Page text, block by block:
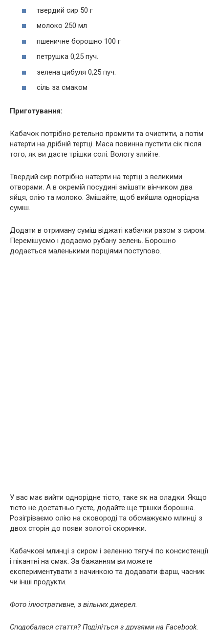
твердий сир 50 г
молоко 250 мл
пшеничне борошно 100 г
петрушка 0,25 пуч.
зелена цибуля 0,25 пуч.
сіль за смаком
Приготування:
Кабачок потрібно ретельно промити та очистити, а потім
натерти на дрібній тертці. Маса повинна пустити сік після
того, як ви дасте трішки солі. Вологу злийте.
Твердий сир потрібно натерти на тертці з великими
отворами. А в окремій посудині змішати вінчиком два
яйця, олію та молоко. Змішайте, щоб вийшла однорідна
суміш.
Додати в отриману суміш віджаті кабачки разом з сиром.
Перемішуємо і додаємо рубану зелень. Борошно
додається маленькими порціями поступово.
У вас має вийти однорідне тісто, таке як на оладки. Якщо
тісто не достатньо густе, додайте ще трішки борошна.
Розігріваємо олію на сковороді та обсмажуємо млинці з
двох сторін до появи золотої скоринки.
Кабачкові млинці з сиром і зеленню тягучі по консистенції
і пікантні на смак. За бажанням ви можете
експериментувати з начинкою та додавати фарш, часник
чи інші продукти.
Фото ілюстративне, з вільних джерел.
Сподобалася стаття? Поділіться з друзями на Facebook.